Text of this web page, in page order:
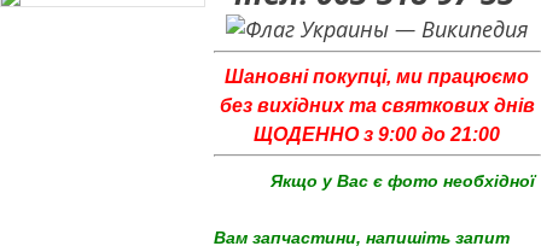
Шановні покупці, ми працюємо
без вихідних та святкових днів
ЩОДЕННО з 9:00 до 21:00
Якщо у Вас є фото необхідної
Вам запчастини, напишіть запит